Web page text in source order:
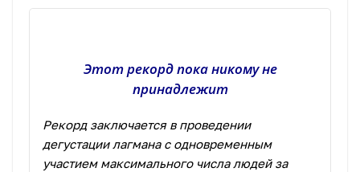
Этот рекорд пока никому не
принадлежит
Рекорд заключается в проведении
дегустации лагмана с одновременным
участием максимального числа людей за